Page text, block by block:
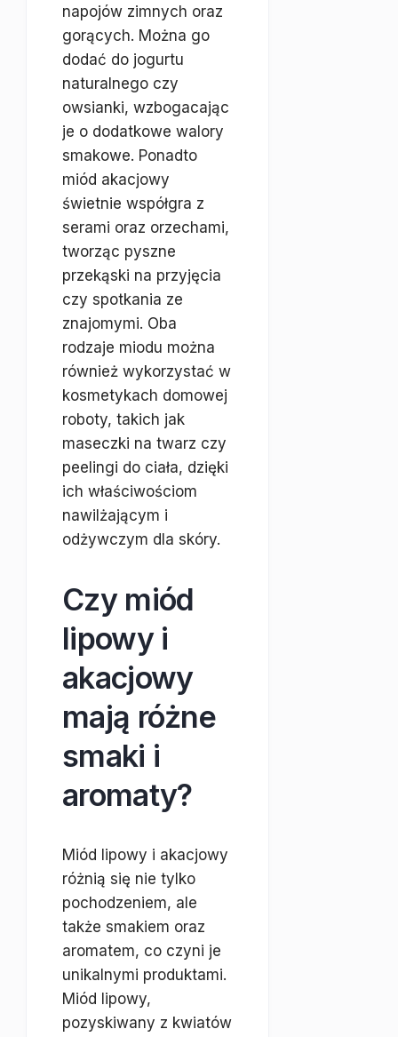
napojów zimnych oraz
gorących. Można go
dodać do jogurtu
naturalnego czy
owsianki, wzbogacając
je o dodatkowe walory
smakowe. Ponadto
miód akacjowy
świetnie współgra z
serami oraz orzechami,
tworząc pyszne
przekąski na przyjęcia
czy spotkania ze
znajomymi. Oba
rodzaje miodu można
również wykorzystać w
kosmetykach domowej
roboty, takich jak
maseczki na twarz czy
peelingi do ciała, dzięki
ich właściwościom
nawilżającym i
odżywczym dla skóry.
Czy miód
lipowy i
akacjowy
mają różne
smaki i
aromaty?
Miód lipowy i akacjowy
różnią się nie tylko
pochodzeniem, ale
także smakiem oraz
aromatem, co czyni je
unikalnymi produktami.
Miód lipowy,
pozyskiwany z kwiatów